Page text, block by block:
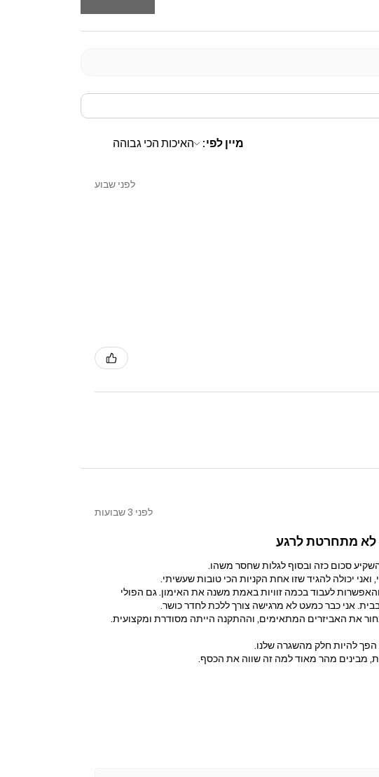
מיין לפי:
לפני שבוע
לפני 3 שבועות
לא מתחרטת לרגע
סכום כזה ובסוף לגלות שחסר משהו.
לעבוד בכמה זוויות באמת משנה את האימון. גם הפולי
אני כבר כמעט לא מרגישה צורך ללכת לחדר כושר.
את האביזרים המתאימים, וההתקנה הייתה מסודרת ומקצועית.
הפך להיות חלק מהשגרה שלנו.
מבינים מהר מאוד למה זה שווה את הכסף.